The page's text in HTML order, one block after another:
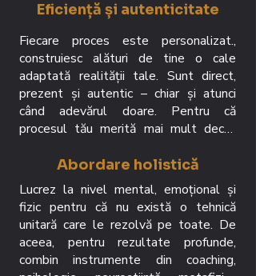
Eficiență și autenticitate
Fiecare proces este personalizat.,
construiesc alături de tine o cale
adaptată realității tale. Sunt direct,
prezent și autentic – chiar și atunci
când adevărul doare. Pentru că
procesul tău merită mai mult decât
eficientă, cu sens și impact real. Nu
cred în dependență terapeutică, ci în
autonomie asumată. Rolul meu nu e să
te salvez. E să-ți dau uneltele ca data
viitoare să nu mai ai nevoie de salvare.
Abordare holistică
Lucrez la nivel mental, emoțional și
fizic pentru că nu există o tehnică
unitară care le rezolvă pe toate. De
aceea, pentru rezultate profunde,
combin instrumente din coaching,